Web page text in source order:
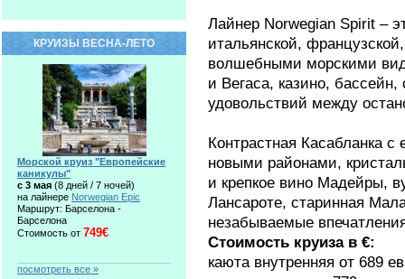
Лайнер Norwegian Spirit –
итальянской,
волшебными морскими
и Вегаса, казино,
удовольствий между
Контрастная Касабланка
новыми районами,
и крепкое вино Мадейры,
Лансароте, старинная
незабываемые
Стоимость круиза в €:
каюта внутренняя от 689
КРУИЗЫ ВЕСНА-ЛЕТО
Морской круиз "Европейские
каникулы"
c 3 мая (8 дней / 7 ночей)
на лайнере Norwegian Epic
Маршрут: Барселона -
Барселона
Стоимость от 749€
посмотреть все »